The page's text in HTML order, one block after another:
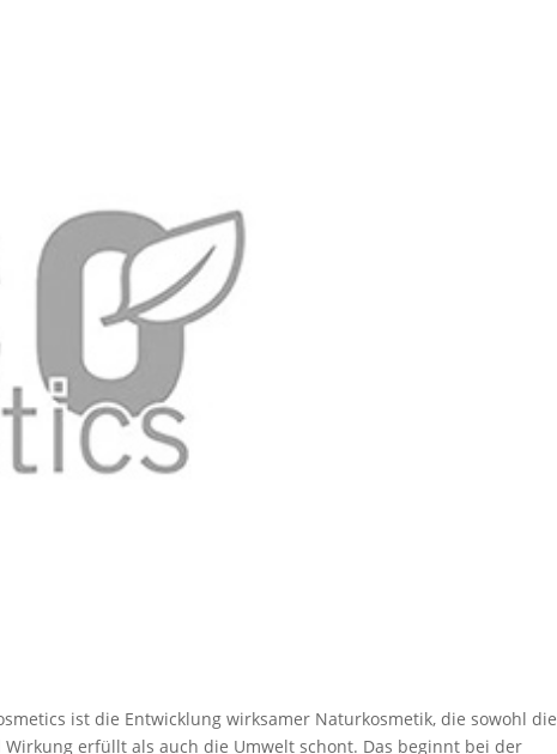
ist die Entwicklung wirksamer Naturkosmetik, die sowohl die
erfüllt als auch die Umwelt schont. Das beginnt bei der